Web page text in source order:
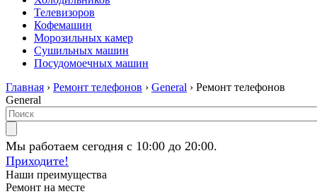
Телевизоров
Кофемашин
Морозильных камер
Сушильных машин
Посудомоечных машин
Главная › Ремонт телефонов › General › Ремонт телефонов
General
Мы работаем сегодня с 10:00 до 20:00.
Приходите!
Наши преимущества
Ремонт на месте